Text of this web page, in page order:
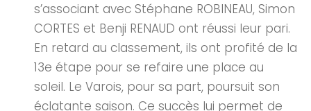
s’associant avec Stéphane ROBINEAU, Simon
CORTES et Benji RENAUD ont réussi leur pari.
En retard au classement, ils ont profité de la
13e étape pour se refaire une place au
soleil. Le Varois, pour sa part, poursuit son
éclatante saison. Ce succès lui permet de